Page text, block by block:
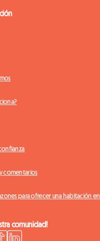
comentarios
para ofrecer una habitación en
comunidad!